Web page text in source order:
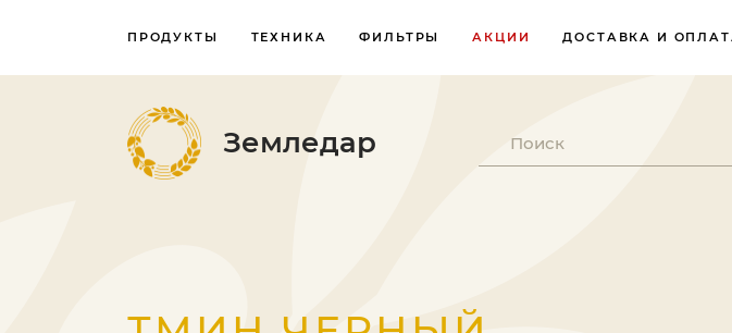
ПРОДУКТЫ ТЕХНИКА ФИЛЬТРЫ АКЦИИ ДОСТАВКА И
Земледар